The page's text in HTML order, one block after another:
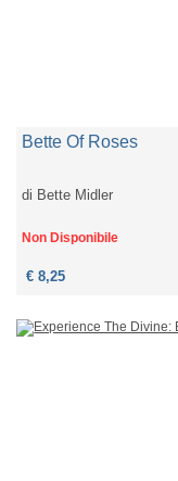
Bette Of Roses
di Bette Midler
Non Disponibile
€ 8,25